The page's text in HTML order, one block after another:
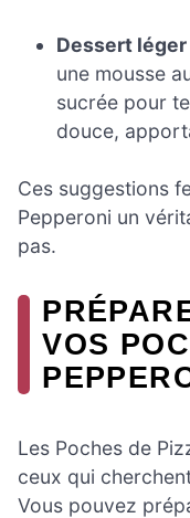
Dessert léger
une mousse
sucrée pour
douce,
Ces suggestions
Pepperoni un
pas.
VOS
Les Poches de
ceux qui
Vous pouvez